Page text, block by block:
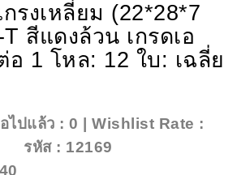
รงเหลี่ยม (22*28*7
สีแดงล้วน เกรดเอ
อ 1 โหล: 12 ใบ: เฉลี่ย
ไปแล้ว : 0 | Wishlist Rate :
รหัส : 12169